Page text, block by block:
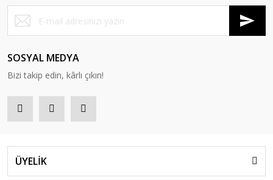
SOSYAL MEDYA
Bizi takip edin, kârlı çıkın!
ÜYELİK